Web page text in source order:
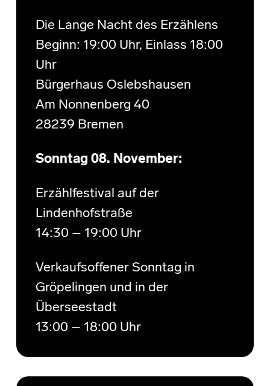
Die Lange Nacht des Erzählens
Beginn: 19:00 Uhr, Einlass 18:00
Uhr
Bürgerhaus Oslebshausen
Am Nonnenberg 40
28239 Bremen
Sonntag 08. November:
Erzählfestival auf der
Lindenhofstraße
14:30 – 19:00 Uhr
Verkaufsoffener Sonntag in
Gröpelingen und in der
Überseestadt
13:00 – 18:00 Uhr